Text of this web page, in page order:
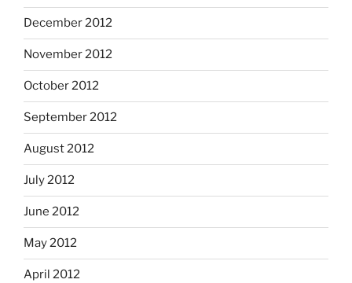
December 2012
November 2012
October 2012
September 2012
August 2012
July 2012
June 2012
May 2012
April 2012